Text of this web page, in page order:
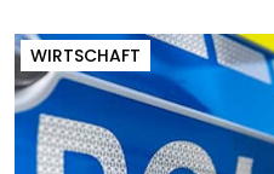
WIRTSCHAFT